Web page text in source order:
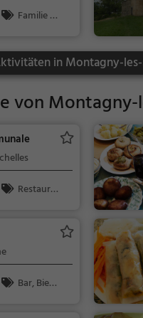
Familie &
nswürdigkeit
in Montagny-
von
Restaura
Bar, Bier,